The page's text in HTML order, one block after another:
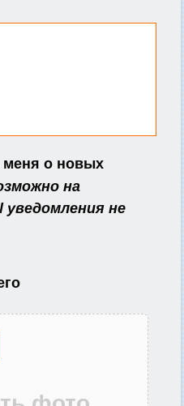
меня о новых
на
не